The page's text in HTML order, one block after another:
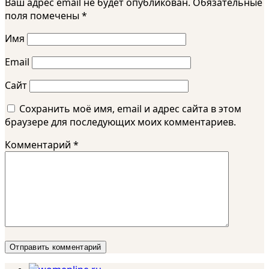
поля помечены*
Имя
Email
Сайт
Сохранить моё имя, email и адрес сайта в этом
браузере для последующих моих комментариев.
Комментарий *